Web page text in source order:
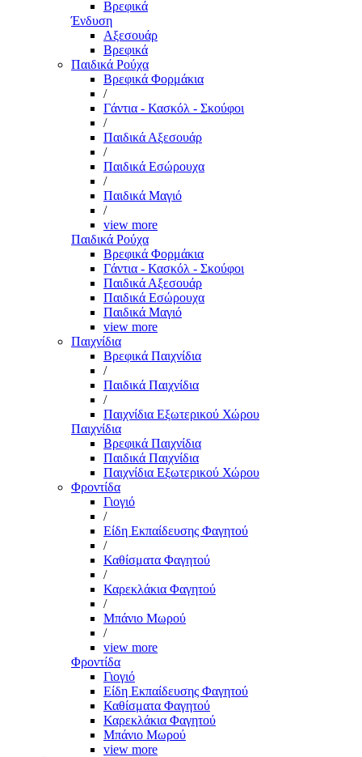
Βρεφικά
Ένδυση
Αξεσουάρ
Βρεφικά
Παιδικά Ρούχα
Βρεφικά Φορμάκια
/
Γάντια - Κασκόλ - Σκούφοι
/
Παιδικά Αξεσουάρ
/
Παιδικά Εσώρουχα
/
Παιδικά Μαγιό
/
view more
Παιδικά Ρούχα
Βρεφικά Φορμάκια
Γάντια - Κασκόλ - Σκούφοι
Παιδικά Αξεσουάρ
Παιδικά Εσώρουχα
Παιδικά Μαγιό
view more
Παιχνίδια
Βρεφικά Παιχνίδια
/
Παιδικά Παιχνίδια
/
Παιχνίδια Εξωτερικού Χώρου
Παιχνίδια
Βρεφικά Παιχνίδια
Παιδικά Παιχνίδια
Παιχνίδια Εξωτερικού Χώρου
Φροντίδα
Γιογιό
/
Είδη Εκπαίδευσης Φαγητού
/
Καθίσματα Φαγητού
/
Καρεκλάκια Φαγητού
/
Μπάνιο Μωρού
/
view more
Φροντίδα
Γιογιό
Είδη Εκπαίδευσης Φαγητού
Καθίσματα Φαγητού
Καρεκλάκια Φαγητού
Μπάνιο Μωρού
view more